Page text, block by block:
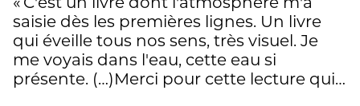
saisie dès les premières lignes. Un livre
qui éveille tous nos sens, très visuel. Je
me voyais dans l'eau, cette eau si
présente. (…)Merci pour cette lecture qui